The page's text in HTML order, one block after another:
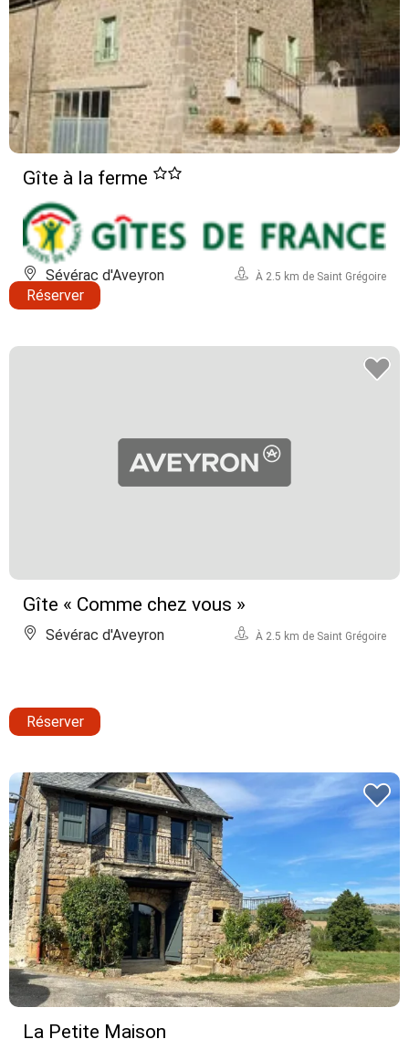
Gîte à la ferme
Sévérac d'Aveyron À 2.5 km de Saint Grégoire
Réserver
Gîte « Comme chez vous »
Sévérac d'Aveyron À 2.5 km de Saint Grégoire
Réserver
La Petite Maison